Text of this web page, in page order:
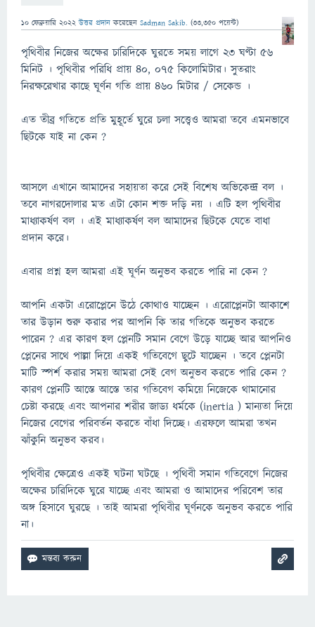
10 ফেব্রুয়ারি 2022 উত্তর প্রদান করেছেন Sadman Sakib. (33,350 পয়েন্ট)
পৃথিবীর নিজের অক্ষের চারিদিকে ঘুরতে সময় লাগে ২৩ ঘণ্টা ৫৬
মিনিট । পৃথিবীর পরিধি প্রায় ৪০, ০৭৫ কিলোমিটার। সুতরাং
নিরক্ষরেখার কাছে ঘূর্ণন গতি প্রায় ৪৬০ মিটার / সেকেন্ড ।
এত তীব্র গতিতে প্রতি মুহূর্তে ঘুরে চলা সত্ত্বেও আমরা তবে এমনভাবে
ছিটকে যাই না কেন ?
আসলে এখানে আমাদের সহায়তা করে সেই বিশেষ অভিকেন্দ্র বল ।
তবে নাগরদোলার মত এটা কোন শক্ত দড়ি নয় । এটি হল পৃথিবীর
মাধ্যাকর্ষণ বল । এই মাধ্যাকর্ষণ বল আমাদের ছিটকে যেতে বাধা
প্রদান করে।
এবার প্রশ্ন হল আমরা এই ঘূর্ণন অনুভব করতে পারি না কেন ?
আপনি একটা এরোপ্লেনে উঠে কোথাও যাচ্ছেন । এরোপ্লেনটা আকাশে
তার উড়ান শুরু করার পর আপনি কি তার গতিকে অনুভব করতে
পারেন ? এর কারণ হল প্লেনটি সমান বেগে উড়ে যাচ্ছে আর আপনিও
প্লেনের সাথে পাল্লা দিয়ে একই গতিবেগে ছুটে যাচ্ছেন । তবে প্লেনটা
মাটি স্পর্শ করার সময় আমরা সেই বেগ অনুভব করতে পারি কেন ?
কারণ প্লেনটি আস্তে আস্তে তার গতিবেগ কমিয়ে নিজেকে থামানোর
চেষ্টা করছে এবং আপনার শরীর জাড্য ধর্মকে (inertia ) মান্যতা দিয়ে
নিজের বেগের পরিবর্তন করতে বাঁধা দিচ্ছে। এরফলে আমরা তখন
ঝাঁকুনি অনুভব করব।
পৃথিবীর ক্ষেত্রেও একই ঘটনা ঘটছে । পৃথিবী সমান গতিবেগে নিজের
অক্ষের চারিদিকে ঘুরে যাচ্ছে এবং আমরা ও আমাদের পরিবেশ তার
অঙ্গ হিসাবে ঘুরছে । তাই আমরা পৃথিবীর ঘূর্ণনকে অনুভব করতে পারি
না।